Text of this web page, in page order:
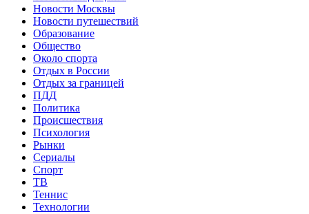
Новости Москвы
Новости путешествий
Образование
Общество
Около спорта
Отдых в России
Отдых за границей
ПДД
Политика
Происшествия
Психология
Рынки
Сериалы
Спорт
ТВ
Теннис
Технологии